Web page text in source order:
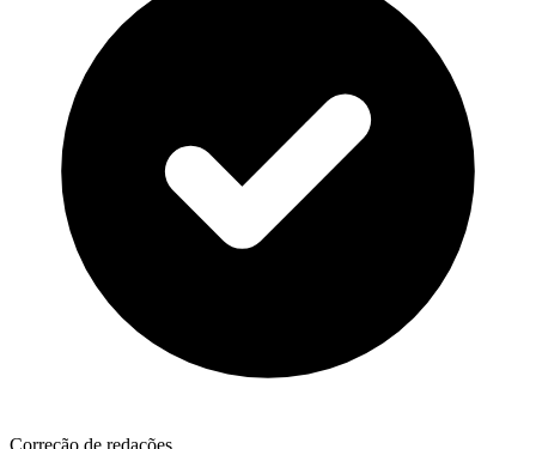
Correção de redações